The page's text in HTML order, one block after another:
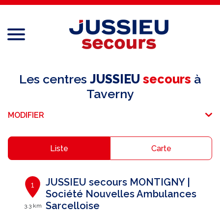
Menu
Réseau national
Services aux professionnels
E-paiement
Une question ?
Les centres JUSSIEU secours à
Taverny
MODIFIER
Liste Carte
1
3.3 km
JUSSIEU secours MONTIGNY |
Société Nouvelles Ambulances
Sarcelloise